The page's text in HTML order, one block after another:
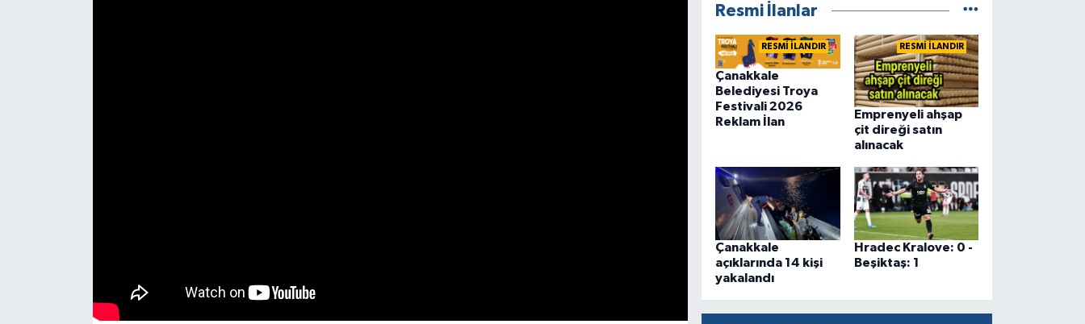
Resmi İlanlar
RESMİ İLANDIR
Çanakkale
Belediyesi Troya
Festivali 2026
Reklam İlan
RESMİ İLANDIR
Emprenyeli ahşap
çit direği satın
alınacak
Çanakkale
açıklarında 14 kişi
yakalandı
Hradec Kralove: 0 -
Beşiktaş: 1